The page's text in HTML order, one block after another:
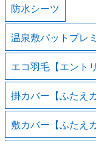
防水シーツ
温泉敷パットプレ
エコ羽毛【エント
掛カバー【ふたえ
敷カバー【ふたえ